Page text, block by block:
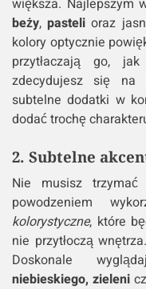
większa. Najlepszym
beży,pasteli oraz
kolory optycznie
przytłaczają go,
zdecydujesz się na
subtelne dodatki w
dodać trochę
2. Subtelne
Nie musisz
powodzeniem
kolorystyczne, które
nie przytłoczą
Doskonale
niebieskiego, zieleni